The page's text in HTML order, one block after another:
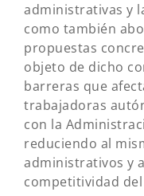
administrativas y
como también
propuestas
objeto de dicho
barreras que
trabajadoras
con la
reduciendo al
administrativos y
competitividad